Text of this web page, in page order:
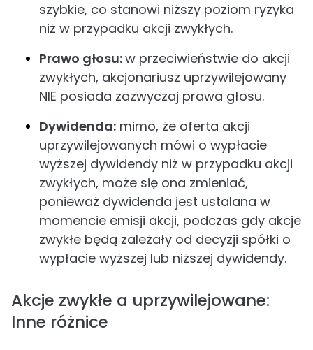
szybkie, co stanowi niższy poziom ryzyka
niż w przypadku akcji zwykłych.
Prawo głosu:w przeciwieństwie do akcji
zwykłych, akcjonariusz uprzywilejowany
NIE posiada zazwyczaj prawa głosu.
Dywidenda: mimo, że oferta akcji
uprzywilejowanych mówi o wypłacie
wyższej dywidendy niż w przypadku akcji
zwykłych, może się ona zmieniać,
ponieważ dywidenda jest ustalana w
momencie emisji akcji, podczas gdy akcje
zwykłe będą zależały od decyzji spółki o
wypłacie wyższej lub niższej dywidendy.
Akcje zwykłe a uprzywilejowane:
Inne różnice